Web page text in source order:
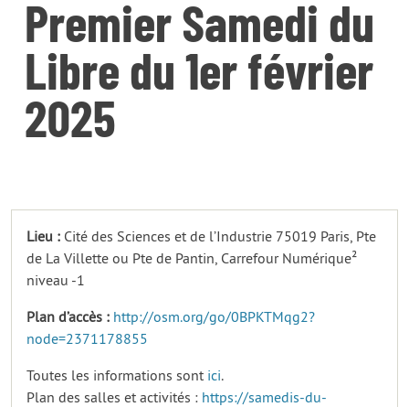
Premier Samedi du
Libre du 1er février
2025
Lieu : Cité des Sciences et de l’Industrie 75019 Paris, Pte
de La Villette ou Pte de Pantin, Carrefour Numérique²
niveau -1
Plan d’accès : http://osm.org/go/0BPKTMqg2?
node=2371178855
Toutes les informations sont ici.
Plan des salles et activités : https://samedis-du-